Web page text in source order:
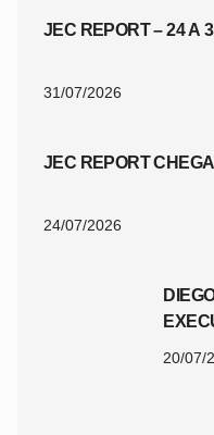
JEC REPORT – 24 A
31/07/2026
JEC REPORT
24/07/2026
20/07/